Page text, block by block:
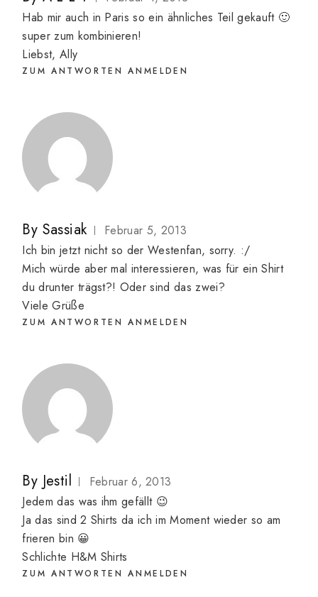
Hab mir auch in Paris so ein ähnliches Teil gekauft 🙂
super zum kombinieren!
Liebst, Ally
ZUM ANTWORTEN ANMELDEN
By Sassiak
Februar 5, 2013
Ich bin jetzt nicht so der Westenfan, sorry. :/
Mich würde aber mal interessieren, was für ein Shirt
du drunter trägst?! Oder sind das zwei?
Viele Grüße
ZUM ANTWORTEN ANMELDEN
By Jestil
Februar 6, 2013
Jedem das was ihm gefällt 😉
Ja das sind 2 Shirts da ich im Moment wieder so am
frieren bin 😀
Schlichte H&M Shirts
ZUM ANTWORTEN ANMELDEN